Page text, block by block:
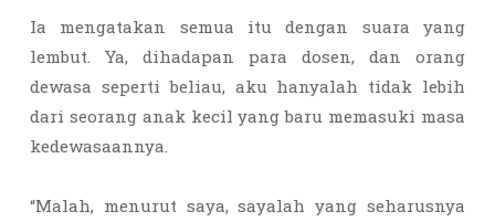
Ia mengatakan semua itu dengan suara yang
lembut. Ya, dihadapan para dosen, dan orang
dewasa seperti beliau, aku hanyalah tidak lebih
dari seorang anak kecil yang baru memasuki masa
kedewasaannya.
“Malah, menurut saya, sayalah yang seharusnya